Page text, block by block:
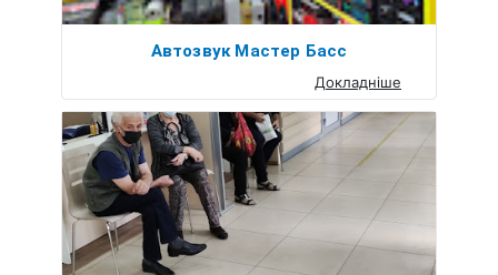
Автозвук Мастер Басс
Докладніше